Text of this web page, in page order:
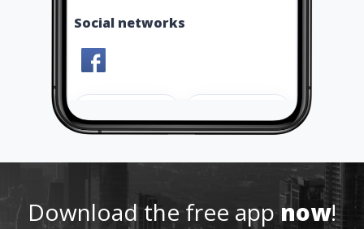
Social networks
geral@impacttransition.pt
964770970
Download the free appnow!